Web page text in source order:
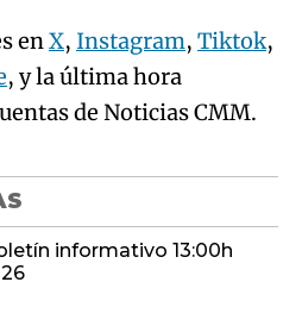
enX, Instagram, Tiktok,
, y la última hora
de Noticias CMM.
informativo 13:00h